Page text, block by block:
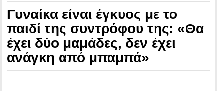
Γυναίκα είναι έγκυος με το
παιδί της συντρόφου της: «Θα
έχει δύο μαμάδες, δεν έχει
ανάγκη από μπαμπά»